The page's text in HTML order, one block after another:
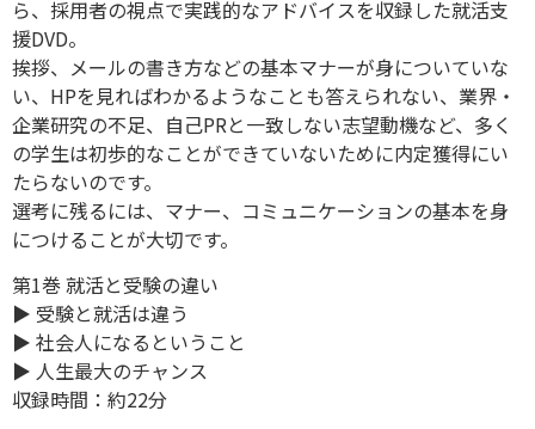
ら、採用者の視点で実践的なアドバイスを収録した就活支
援DVD。
挨拶、メールの書き方などの基本マナーが身についていな
い、HPを見ればわかるようなことも答えられない、業界・
企業研究の不足、自己PRと一致しない志望動機など、多く
の学生は初歩的なことができていないために内定獲得にい
たらないのです。
選考に残るには、マナー、コミュニケーションの基本を身
につけることが大切です。
第1巻 就活と受験の違い
▶ 受験と就活は違う
▶ 社会人になるということ
▶ 人生最大のチャンス
収録時間：約22分